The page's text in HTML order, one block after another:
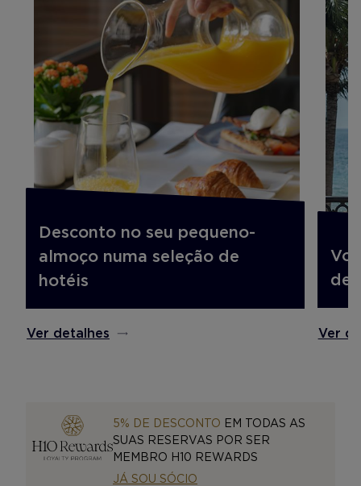
Desconto no seu pequeno-
almoço numa seleção de
hotéis
Ver detalhes Ver
5% DE DESCONTO EM TODAS AS
SUAS RESERVAS POR SER
MEMBRO H10 REWARDS
JÁ SOU SÓCIO